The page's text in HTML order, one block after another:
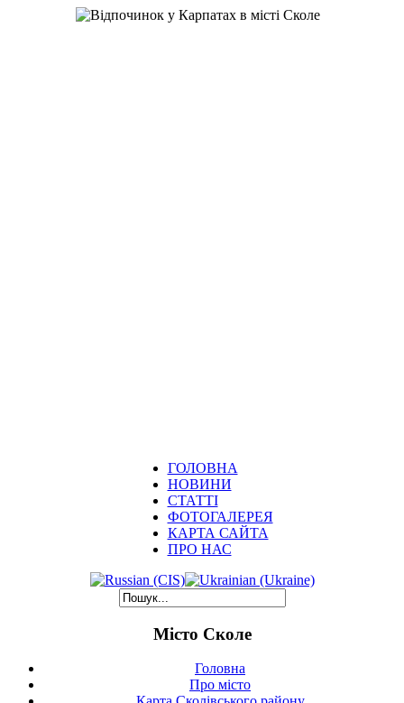
ГОЛОВНА
НОВИНИ
СТАТТІ
ФОТОГАЛЕРЕЯ
КАРТА САЙТА
ПРО НАС
Місто Сколе
Головна
Про місто